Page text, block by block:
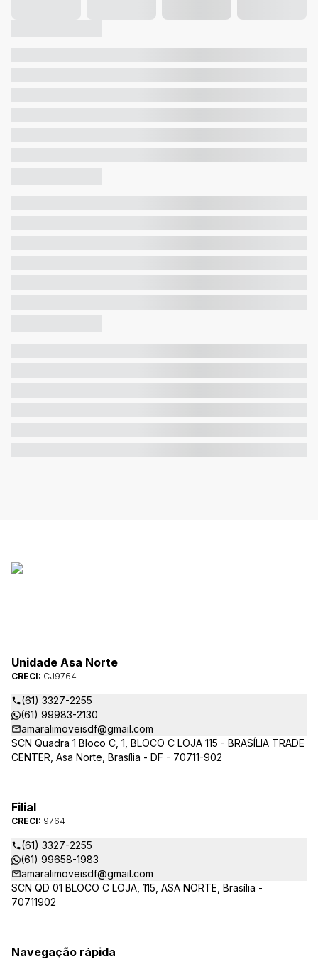
Unidade Asa Norte
CRECI: CJ9764
(61) 3327-2255
(61) 99983-2130
amaralimoveisdf@gmail.com
SCN Quadra 1 Bloco C, 1, BLOCO C LOJA 115 - BRASÍLIA TRADE
CENTER, Asa Norte, Brasília - DF - 70711-902
Filial
CRECI: 9764
(61) 3327-2255
(61) 99658-1983
amaralimoveisdf@gmail.com
SCN QD 01 BLOCO C LOJA, 115, ASA NORTE, Brasília -
70711902
Navegação rápida